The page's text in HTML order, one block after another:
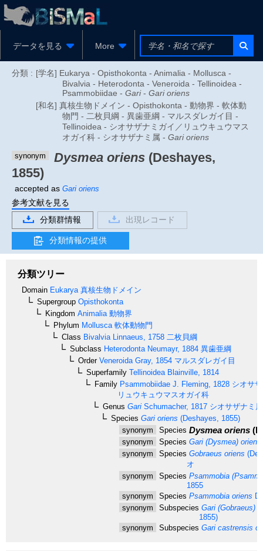
データを見る More
分類 : [学名] Eukarya - Opisthokonta - Animalia - Mollusca -
Bivalvia - Heterodonta - Veneroida - Tellinoidea -
Psammobiidae - Gari- Gari oriens
[和名] 真核生物ドメイン - Opisthokonta - 動物界 - 軟体動
物門 - 二枚貝綱 - 異歯亜綱 - マルスダレガイ目 -
Tellinoidea - シオサザナミガイ／リュウキュウマス
オガイ科 - シオサザナミ属 - Gari oriens
synonym Dysmea oriens (Deshayes,
1855)
accepted as Gari oriens
参考文献を見る
分類群情報
出現レコード
分類情報の提供
分類ツリー
Domain Eukarya 真核生物ドメイン
Supergroup Opisthokonta
Kingdom Animalia 動物界
Phylum Mollusca 軟体動物門
Class Bivalvia Linnaeus, 1758 二枚貝綱
Subclass Heterodonta Neumayr, 1884 異歯亜綱
OrderVeneroida Gray, 1854 マルスダレガイ目
Superfamily Tellinoidea Blainville, 1814
Family Psammobiidae J. Fleming, 1828 シオサ
リュウキュウマスオガイ科
Genus Gari Schumacher, 1817 シオサザナミ属
Species Gari oriens (Deshayes, 1855)
synonym
Species Dysmea oriens
synonym Species Gari (Dysmea) oriens
synonym
Species Gobraeus oriens
オ
synonym
Species Psammobia
1855
synonym
Species Psammobia oriens
synonym
Subspecies Gari (Gobraeus)
1855)
synonym
Subspecies Gari castrensis